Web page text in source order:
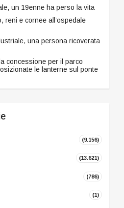
un 19enne ha perso la vita
reni e cornee all’ospedale
una persona ricoverata
concessione per il parco
le lanterne sul ponte
(9.156)
(13.621)
(786)
(1)